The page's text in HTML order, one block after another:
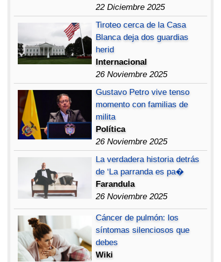
22 Diciembre 2025
Tiroteo cerca de la Casa
Blanca deja dos guardias
herid
Internacional
26 Noviembre 2025
Gustavo Petro vive tenso
momento con familias de
milita
Política
26 Noviembre 2025
La verdadera historia detrás
de ‘La parranda es pa�
Farandula
26 Noviembre 2025
Cáncer de pulmón: los
síntomas silenciosos que
debes
Wiki